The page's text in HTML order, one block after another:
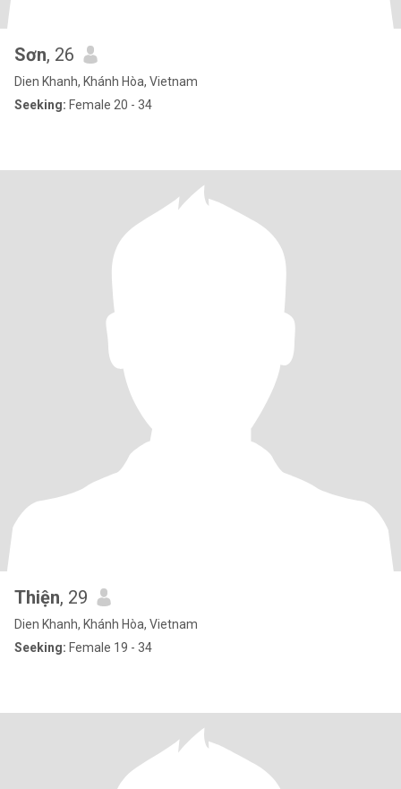
Sơn, 26
Dien Khanh, Khánh Hòa, Vietnam
Seeking: Female 20 - 34
Thiện, 29
Dien Khanh, Khánh Hòa, Vietnam
Seeking: Female 19 - 34